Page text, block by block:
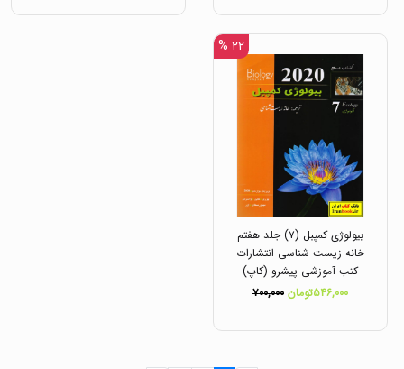
۲۲ %
بیولوژی کمپبل (۷) جلد هفتم
خانه زیست شناسی انتشارات
کتب آموزشی پیشرو (کاپ)
۵۴۶,۰۰۰تومان
۷۰۰,۰۰۰